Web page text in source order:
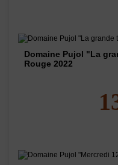
Domaine Pujol "La
Rouge 2022